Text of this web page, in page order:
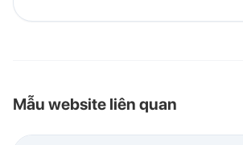
Mẫu website liên quan